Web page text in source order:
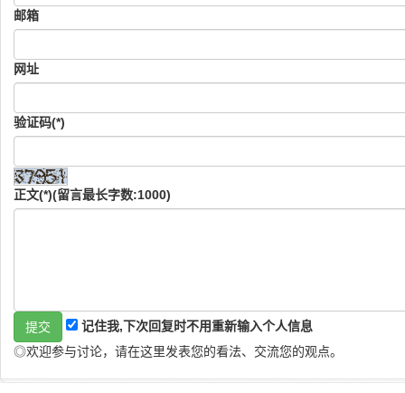
邮箱
网址
验证码(*)
正文(*)(留言最长字数:1000)
记住我,下次回复时不用重新输入个人信息
◎欢迎参与讨论，请在这里发表您的看法、交流您的观点。